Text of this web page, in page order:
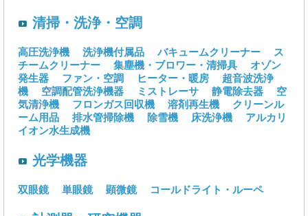
清掃・洗浄・空調
高圧洗浄機 洗浄機付属品 バキュームクリーナー
ス
チームクリーナー
集塵機・ブロワー・清掃具
オゾン
発生器
ファン・空調 ヒーター・暖房
超音波洗浄
機
空調配管洗浄機器 ミストレーサ 静電除去器
空
気清浄機
フロンガス回収機 溶剤再生機
クリーンル
ーム用品
排水管掃除機 除雪機 床洗浄機
アルカリ
イオン水生成機
光学機器
双眼鏡 単眼鏡 顕微鏡 コールドライト・ルーペ